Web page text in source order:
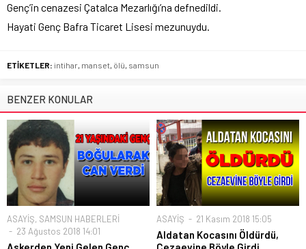
Genç’in cenazesi Çatalca Mezarlığı’na defnedildi.
Hayati Genç Bafra Ticaret Lisesi mezunuydu.
ETİKETLER: intihar, manset, ölü, samsun
BENZER KONULAR
ASAYİŞ, SAMSUN HABERLERİ
23 Ağustos 2018 14:01
ASAYİŞ 21 Kasım 2018 15:05
Aldatan Kocasını Öldürdü,